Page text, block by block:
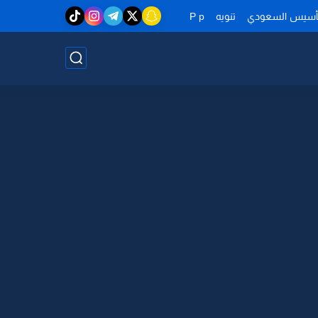
السعودي تنويه P p